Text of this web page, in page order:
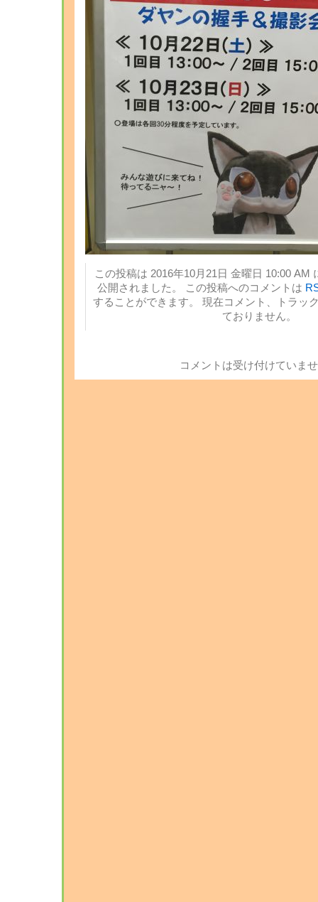
この投稿は 2016年10月21日 金曜日 10:00 AM
公開されました。 この投稿へのコメントは
することができます。 現在コメント、トラッ
ておりません。
コメントは受け付けていま